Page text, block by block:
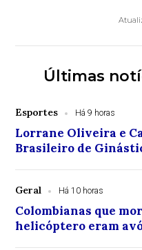
Últimas
Esportes Há 9 horas
Lorrane Oliveira e
Brasileiro de
Geral Há 10 horas
Colombianas que
helicóptero eram